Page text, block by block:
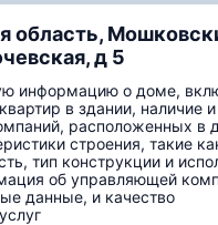
область,
д 5
информацию о доме,
в здании, наличие
расположенных в
строения, такие
тип конструкции и
об управляющей
данные, и качество